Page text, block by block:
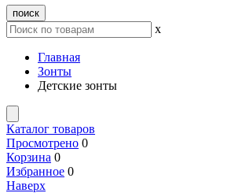
поиск
x
Главная
Зонты
Детские зонты
Каталог товаров
Просмотрено 0
Корзина 0
Избранное 0
Наверх